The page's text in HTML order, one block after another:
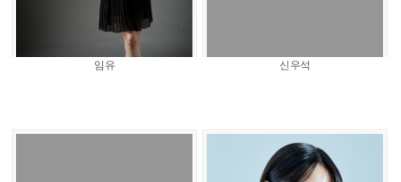
임유 신우석